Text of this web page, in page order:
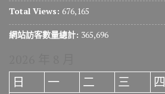
Total Views: 676,165
網站訪客數量總計: 365,696
日
一 二 三 四